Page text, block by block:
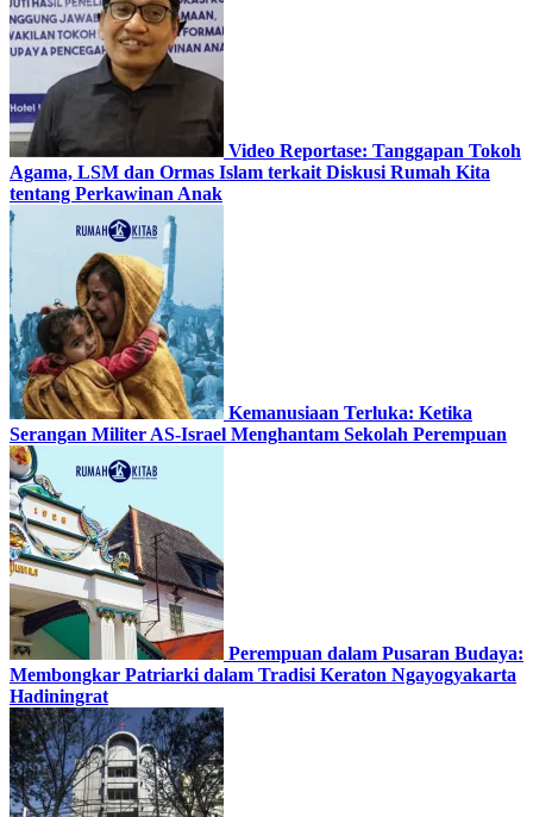
Video Reportase: Tanggapan Tokoh
Agama, LSM dan Ormas Islam terkait Diskusi Rumah Kita
tentang Perkawinan Anak
Kemanusiaan Terluka: Ketika
Serangan Militer AS-Israel Menghantam Sekolah Perempuan
Perempuan dalam Pusaran Budaya:
Membongkar Patriarki dalam Tradisi Keraton Ngayogyakarta
Hadiningrat